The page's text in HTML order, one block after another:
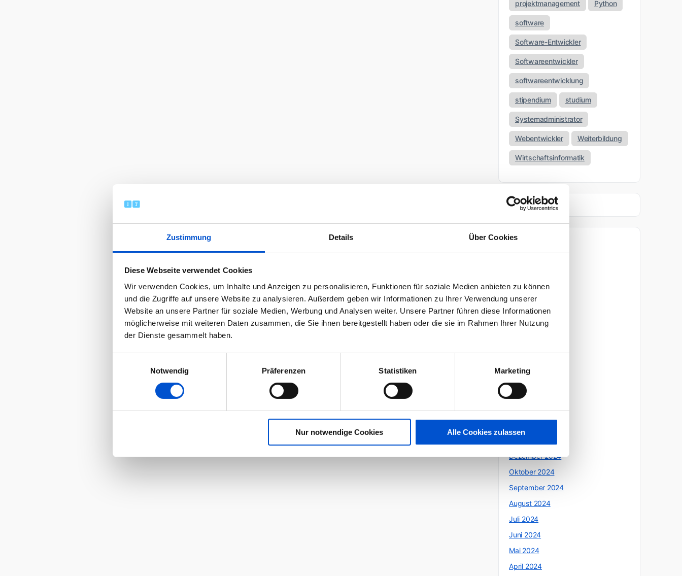
Zustimmung Details Über Cookies
Diese Webseite verwendet Cookies
Wir verwenden Cookies, um Inhalte und Anzeigen zu personalisieren, Funktionen für soziale Medien anbieten zu können
und die Zugriffe auf unsere Website zu analysieren. Außerdem geben wir Informationen zu Ihrer Verwendung unserer
Website an unsere Partner für soziale Medien, Werbung und Analysen weiter. Unsere Partner führen diese Informationen
möglicherweise mit weiteren Daten zusammen, die Sie ihnen bereitgestellt haben oder die sie im Rahmen Ihrer Nutzung
der Dienste gesammelt haben.
Notwendig
Präferenzen Statistiken Marketing
Nur notwendige Cookies Alle Cookies zulassen
projektmanagement Python
software
Software-Entwickler
Softwareentwickler
softwareentwicklung
stipendium studium
Systemadministrator
Webentwickler Weiterbildung
Wirtschaftsinformatik
April 2026
März 2026
November 2025
Oktober 2025
Mai 2025
April 2025
März 2025
Dezember 2024
Oktober 2024
September 2024
August 2024
Juli 2024
Juni 2024
Mai 2024
April 2024